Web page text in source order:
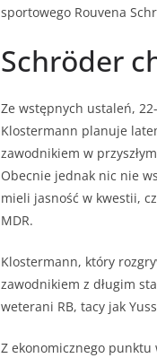
sportowego Rouvena
Schröder
Ze wstępnych ustaleń,
Klostermann planuje
zawodnikiem w
Obecnie jednak nic nie
mieli jasność w kwestii,
MDR.
Klostermann, który
zawodnikiem z długim
weterani RB, tacy jak
Z ekonomicznego